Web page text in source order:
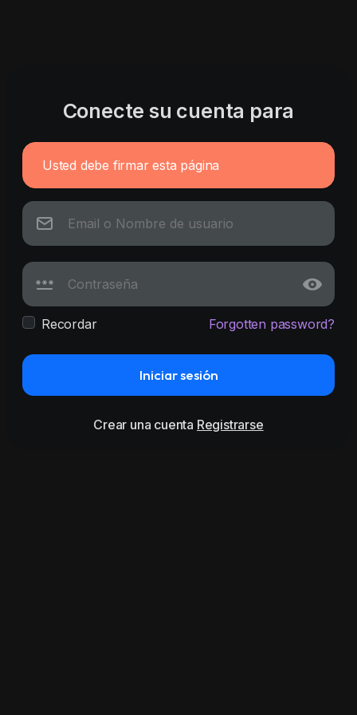
Conecte su cuenta para
Usted debe firmar esta página
Recordar Forgotten password?
Iniciar sesión
Crear una cuenta Registrarse